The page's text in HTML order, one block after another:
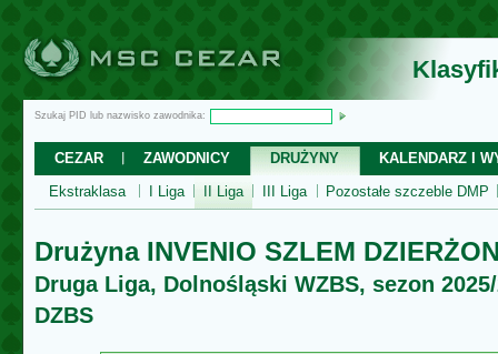
Szukaj PID lub nazwisko zawodnika:
CEZAR ZAWODNICY DRUŻYNY
KALENDARZ I
Ekstraklasa
I Liga II Liga III Liga Pozostałe szczeble DMP
Drużyna INVENIO SZLEM
Druga Liga, Dolnośląski WZBS, sezon
DZBS